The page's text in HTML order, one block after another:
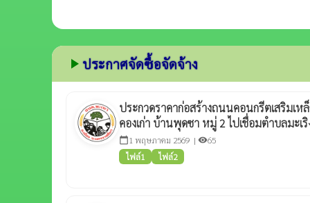
play_arrow ประกาศจัดซื้อจัดจ้าง
ประกวดราคาก่อสร้างถนนคอนกรีตเสริมเห
คองเก่า บ้านพุดซา หมู่ 2 ไปเชื่อมตำบลมะเ
calendar_today1 พฤษภาคม 2569 | visibility65
ไฟล์1
ไฟล์2